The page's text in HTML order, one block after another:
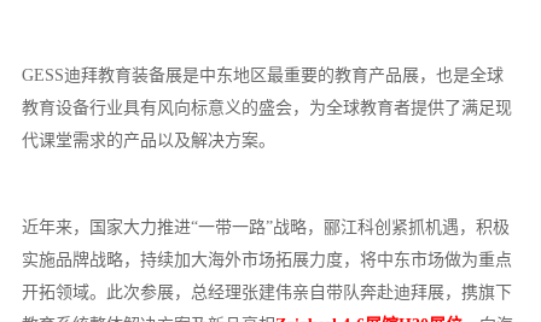
GESS迪拜教育装备展是中东地区最重要的教育产品展，也是全球
教育设备行业具有风向标意义的盛会，为全球教育者提供了 满足现
代课堂需求的产品以及解决方案。
近年来，国家大力推进“一带一路”战略， 郦江科创紧抓机遇， 积极
实施品牌战略，持续加大海外市场拓展力度， 将中东市场做为重点
开拓领域。此次参展，总经理张建伟亲自 带队奔赴迪拜展， 携旗下